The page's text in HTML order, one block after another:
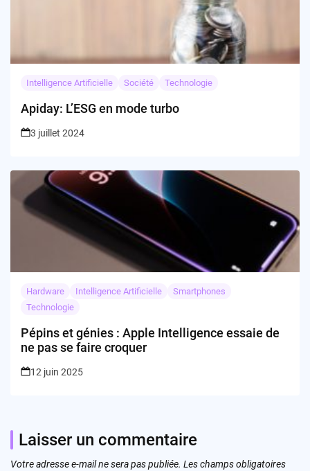
Intelligence Artificielle Société Technologie
Apiday: L’ESG en mode turbo
3 juillet 2024
Hardware Intelligence Artificielle
Smartphones
Technologie
Pépins et génies : Apple Intelligence essaie de
ne pas se faire croquer
12 juin 2025
Laisser un commentaire
Votre adresse e-mail ne sera pas publiée. Les champs obligatoires